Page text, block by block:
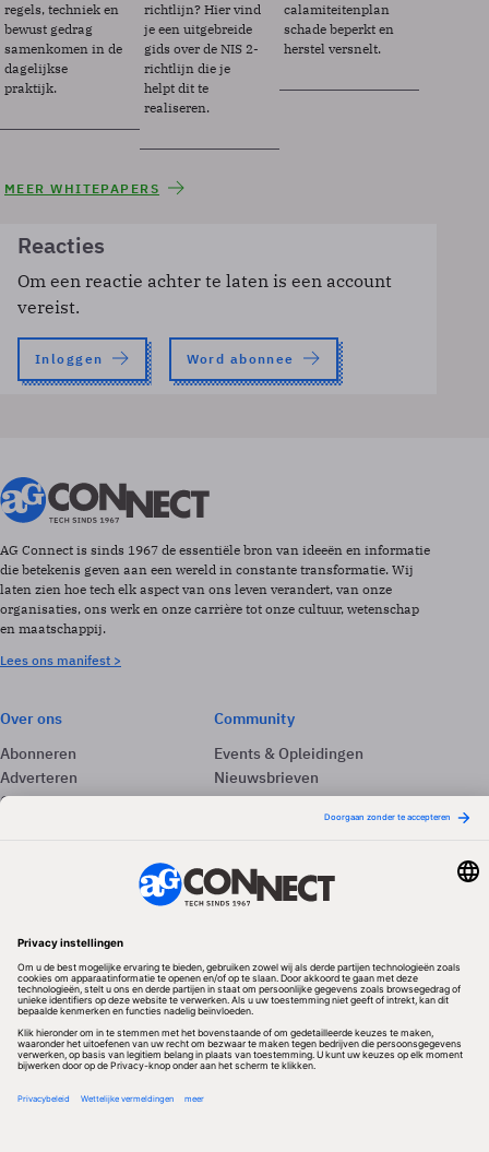
regels, techniek en
bewust gedrag
samenkomen in de
dagelijkse
praktijk.
richtlijn? Hier vind
je een uitgebreide
gids over de NIS 2-
richtlijn die je
helpt dit te
realiseren.
calamiteitenplan
schade beperkt en
herstel versnelt.
MEER WHITEPAPERS
Reacties
Om een reactie achter te laten is een account
vereist.
Inloggen Word abonnee
AG Connect is sinds 1967 de essentiële bron van ideeën en informatie
die betekenis geven aan een wereld in constante transformatie. Wij
laten zien hoe tech elk aspect van ons leven verandert, van onze
organisaties, ons werk en onze carrière tot onze cultuur, wetenschap
en maatschappij.
Lees ons manifest >
Over ons
Abonneren
Adverteren
Contact
Community
Events & Opleidingen
Nieuwsbrieven
Vacatures
Redactionele partner